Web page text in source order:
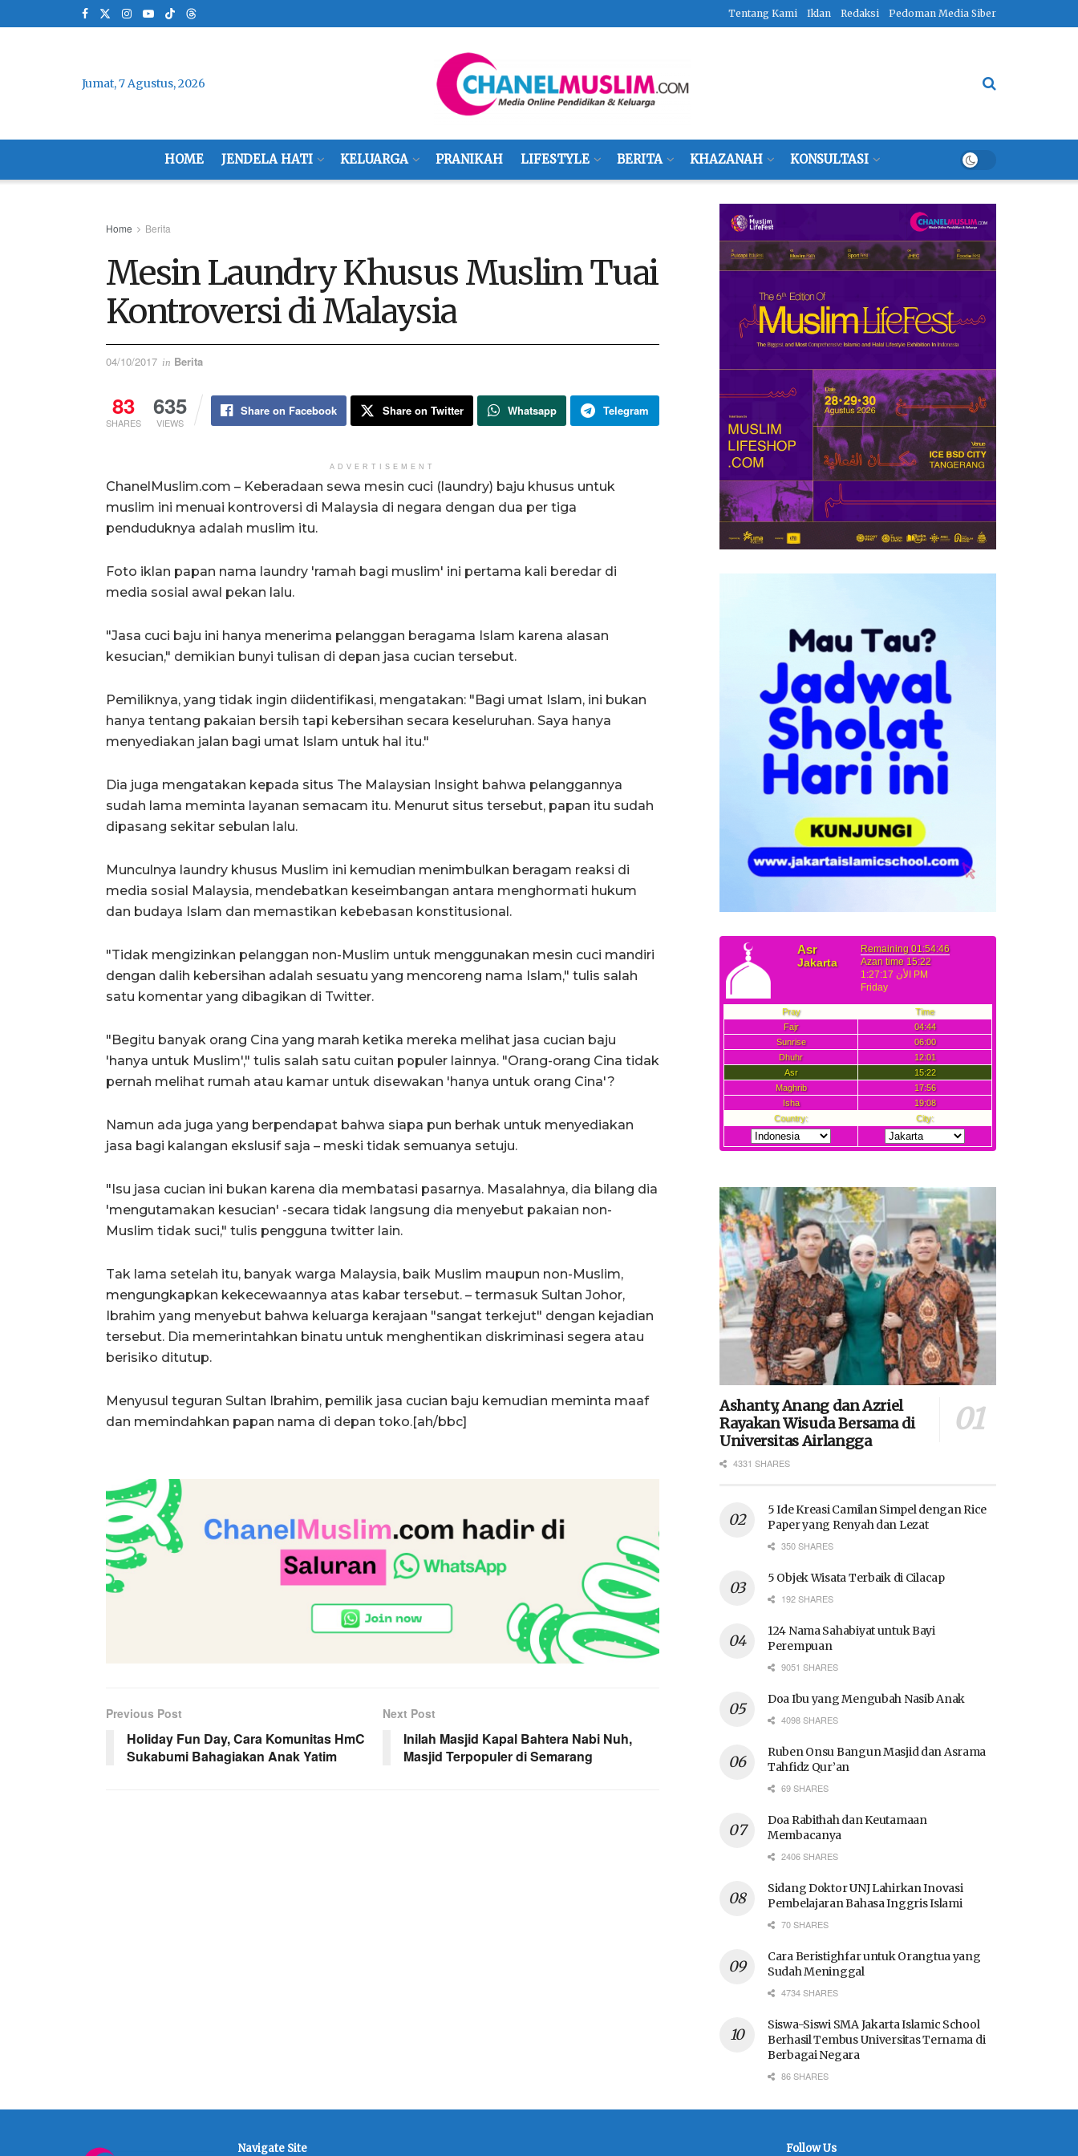
Tentang Kami Iklan Redaksi Pedoman Media Siber
Jumat, 7 Agustus, 2026
HOME JENDELA HATI KELUARGA PRANIKAH LIFESTYLE BERITA KHAZANAH KONSULTASI
Home Berita
Mesin Laundry Khusus Muslim Tuai
Kontroversi di Malaysia
04/10/2017 in Berita
83
SHARES
635
VIEWS
Share on Facebook Share on Twitter Whatsapp Telegram
ADVERTISEMENT
ChanelMuslim.com – Keberadaan sewa mesin cuci (laundry) baju khusus untuk
muslim ini menuai kontroversi di Malaysia di negara dengan dua per tiga
penduduknya adalah muslim itu.
Foto iklan papan nama laundry 'ramah bagi muslim' ini pertama kali beredar di
media sosial awal pekan lalu.
"Jasa cuci baju ini hanya menerima pelanggan beragama Islam karena alasan
kesucian," demikian bunyi tulisan di depan jasa cucian tersebut.
Pemiliknya, yang tidak ingin diidentifikasi, mengatakan: "Bagi umat Islam, ini bukan
hanya tentang pakaian bersih tapi kebersihan secara keseluruhan. Saya hanya
menyediakan jalan bagi umat Islam untuk hal itu."
Dia juga mengatakan kepada situs The Malaysian Insight bahwa pelanggannya
sudah lama meminta layanan semacam itu. Menurut situs tersebut, papan itu sudah
dipasang sekitar sebulan lalu.
Munculnya laundry khusus Muslim ini kemudian menimbulkan beragam reaksi di
media sosial Malaysia, mendebatkan keseimbangan antara menghormati hukum
dan budaya Islam dan memastikan kebebasan konstitusional.
"Tidak mengizinkan pelanggan non-Muslim untuk menggunakan mesin cuci mandiri
dengan dalih kebersihan adalah sesuatu yang mencoreng nama Islam," tulis salah
satu komentar yang dibagikan di Twitter.
"Begitu banyak orang Cina yang marah ketika mereka melihat jasa cucian baju
'hanya untuk Muslim'," tulis salah satu cuitan populer lainnya. "Orang-orang Cina tidak
pernah melihat rumah atau kamar untuk disewakan 'hanya untuk orang Cina'?
Namun ada juga yang berpendapat bahwa siapa pun berhak untuk menyediakan
jasa bagi kalangan ekslusif saja – meski tidak semuanya setuju.
"Isu jasa cucian ini bukan karena dia membatasi pasarnya. Masalahnya, dia bilang dia
'mengutamakan kesucian' -secara tidak langsung dia menyebut pakaian non-
Muslim tidak suci," tulis pengguna twitter lain.
Tak lama setelah itu, banyak warga Malaysia, baik Muslim maupun non-Muslim,
mengungkapkan kekecewaannya atas kabar tersebut. – termasuk Sultan Johor,
Ibrahim yang menyebut bahwa keluarga kerajaan "sangat terkejut" dengan kejadian
tersebut. Dia memerintahkan binatu untuk menghentikan diskriminasi segera atau
berisiko ditutup.
Menyusul teguran Sultan Ibrahim, pemilik jasa cucian baju kemudian meminta maaf
dan memindahkan papan nama di depan toko.[ah/bbc]
Previous Post
Holiday Fun Day, Cara Komunitas HmC
Sukabumi Bahagiakan Anak Yatim
Next Post
Inilah Masjid Kapal Bahtera Nabi Nuh,
Masjid Terpopuler di Semarang
Ashanty, Anang dan Azriel
Rayakan Wisuda Bersama di
Universitas Airlangga
4331 SHARES
5 Ide Kreasi Camilan Simpel dengan Rice
Paper yang Renyah dan Lezat
350 SHARES
5 Objek Wisata Terbaik di Cilacap
192 SHARES
124 Nama Sahabiyat untuk Bayi
Perempuan
9051 SHARES
Doa Ibu yang Mengubah Nasib Anak
4098 SHARES
Ruben Onsu Bangun Masjid dan Asrama
Tahfidz Qur’an
69 SHARES
Doa Rabithah dan Keutamaan
Membacanya
2406 SHARES
Sidang Doktor UNJ Lahirkan Inovasi
Pembelajaran Bahasa Inggris Islami
70 SHARES
Cara Beristighfar untuk Orangtua yang
Sudah Meninggal
4734 SHARES
Siswa-Siswi SMA Jakarta Islamic School
Berhasil Tembus Universitas Ternama di
Berbagai Negara
86 SHARES
Navigate Site Follow Us